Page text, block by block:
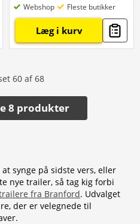
Webshop
Fleste butikker
Læg i kurv
60 af 68
8 produkter
synge på sidste vers, eller
nye trailer, så tag kig forbi
fra Branford. Udvalget
der er velegnede til